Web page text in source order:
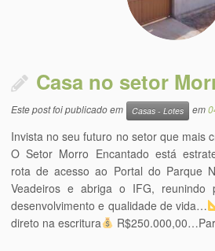
Casa no setor
Este post foi publicado em Casas - Lotes em
Invista no seu futuro no setor que mais
O Setor Morro Encantado está
rota de acesso ao Portal do Parque
Veadeiros e abriga o IFG, reunindo
desenvolvimento e qualidade de vida…
direto na escritura